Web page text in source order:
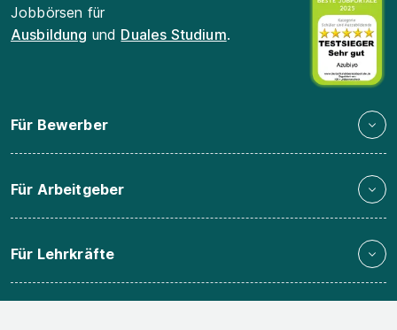
Jobbörsen für
Ausbildung und Duales Studium.
Für Bewerber
Für Arbeitgeber
Für Lehrkräfte